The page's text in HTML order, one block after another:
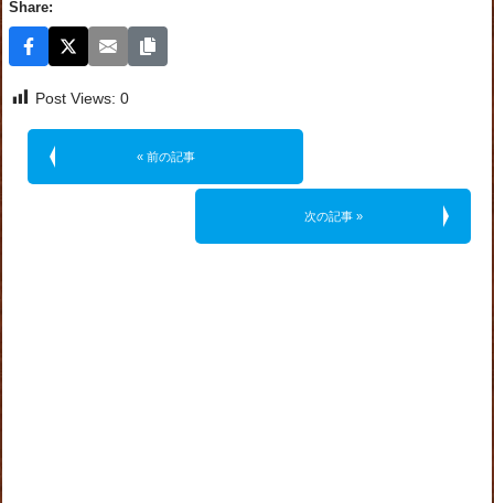
Share:
Post Views: 0
« 前の記事
次の記事 »